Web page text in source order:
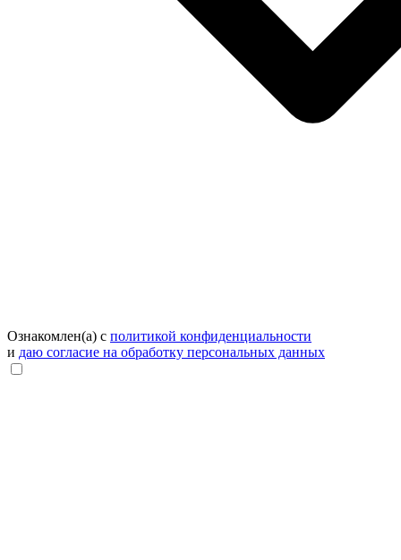
Ознакомлен(а) с политикой конфиденциальности
и даю согласие на обработку персональных данных